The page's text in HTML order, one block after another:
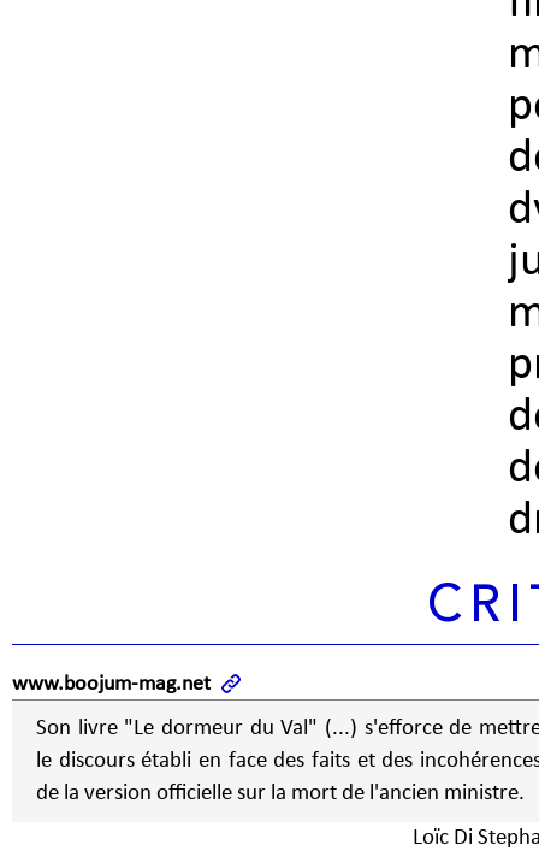
www.boojum-mag.net
Son livre "Le dormeur du Val" (...) s'efforce de
le discours établi en face des faits et des
de la version officielle sur la mort de l'ancien ministre.
Loïc Di